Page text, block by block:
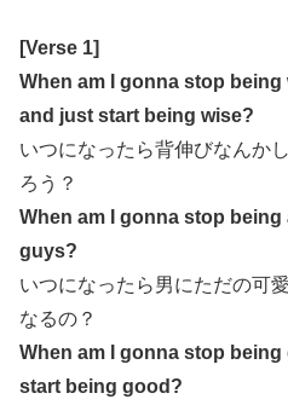
[Verse 1]
When am I gonna stop
and just start being wise?
いつになったら背伸びなんか
ろう？
When am I gonna stop
guys?
いつになったら男にただの可
なるの？
When am I gonna stop
start being good?